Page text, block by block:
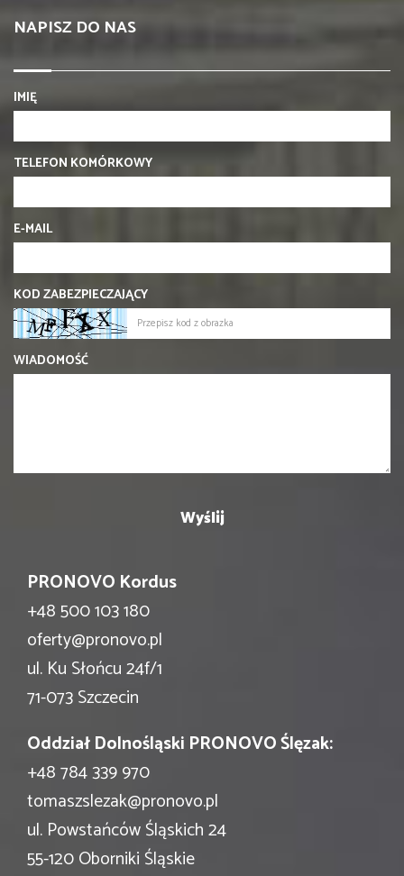
NAPISZ DO NAS
IMIĘ
TELEFON KOMÓRKOWY
E-MAIL
KOD ZABEZPIECZAJĄCY
WIADOMOŚĆ
PRONOVO Kordus
+48 500 103 180
oferty@pronovo.pl
ul. Ku Słońcu 24f/1
71-073 Szczecin
Oddział Dolnośląski PRONOVO Ślęzak:
+48 784 339 970
tomaszslezak@pronovo.pl
ul. Powstańców Śląskich 24
55-120 Oborniki Śląskie